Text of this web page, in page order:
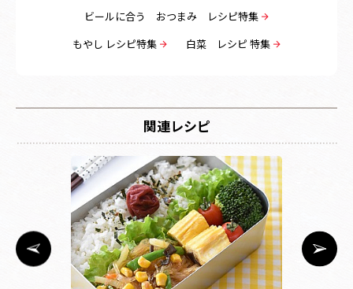
ビールに合う おつまみ レシピ特集
もやし レシピ特集
白菜 レシピ 特集
関連レシピ